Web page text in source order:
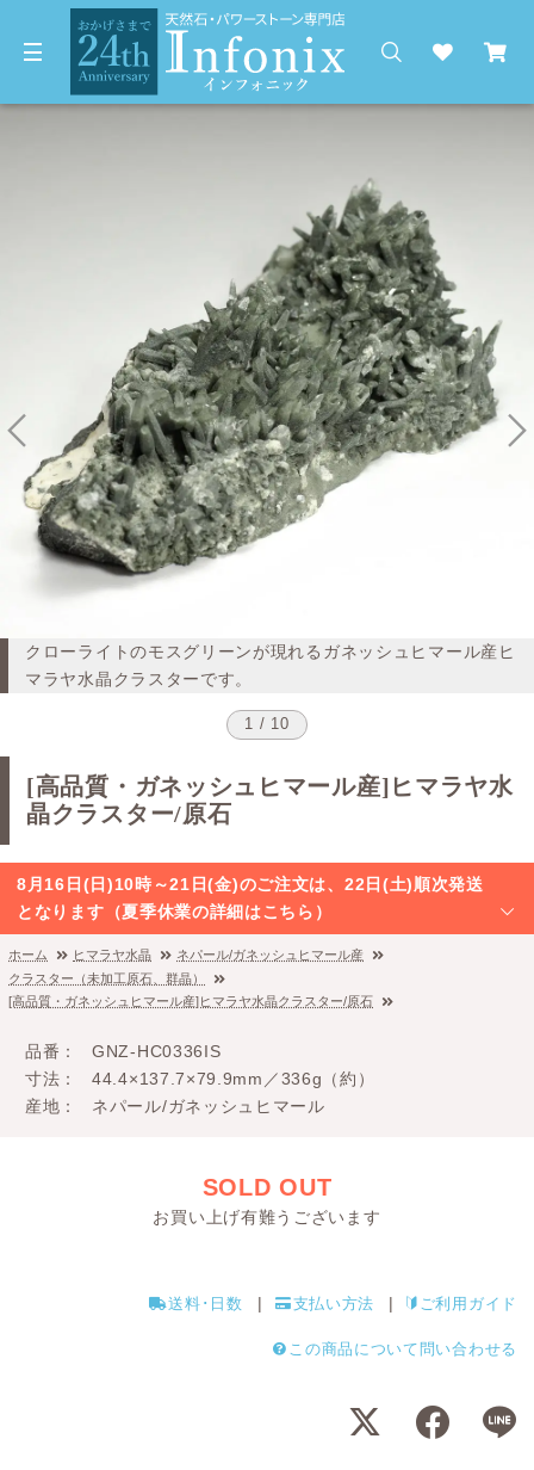
クローライトのモスグリーンが現れるガネッシュヒマール産ヒ
マラヤ水晶クラスターです。
1 / 10
[高品質・ガネッシュヒマール産]ヒマラヤ水
晶クラスター/原石
8月16日(日)10時～21日(金)のご注文は、22日(土)順次発送
となります（夏季休業の詳細はこちら）
ホーム ヒマラヤ水晶
ネパール/ガネッシュヒマール産
クラスター（未加工原石、群晶）
[高品質・ガネッシュヒマール産]ヒマラヤ水晶クラスター/原石
品番
GNZ-HC0336IS
寸法
44.4×137.7×79.9mm／336g（約）
産地
ネパール/ガネッシュヒマール
SOLD OUT
お買い上げ有難うございます
送料･日数 支払い方法 ご利用ガイド
この商品について問い合わせる